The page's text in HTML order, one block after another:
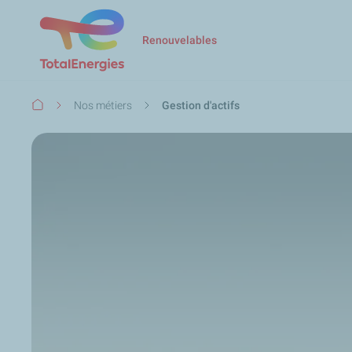
Renouvelables
Fil
Nos métiers Gestion d'actifs